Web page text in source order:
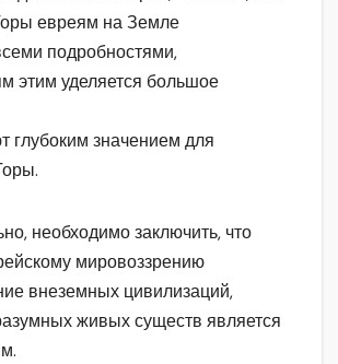
евреям на Земле
подробностями,
этим уделяется большое
глубоким значением для
необходимо заключить, что
мировоззрению
внеземных цивилизаций,
живых существ является